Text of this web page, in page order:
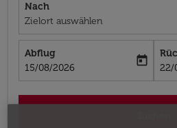
Nach
Zielort auswählen
Abflug
fc-booking-departure-date-aria-
15/08/2026
today
fc-
22/